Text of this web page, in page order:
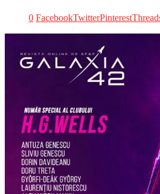
0 FacebookTwitterPinterest